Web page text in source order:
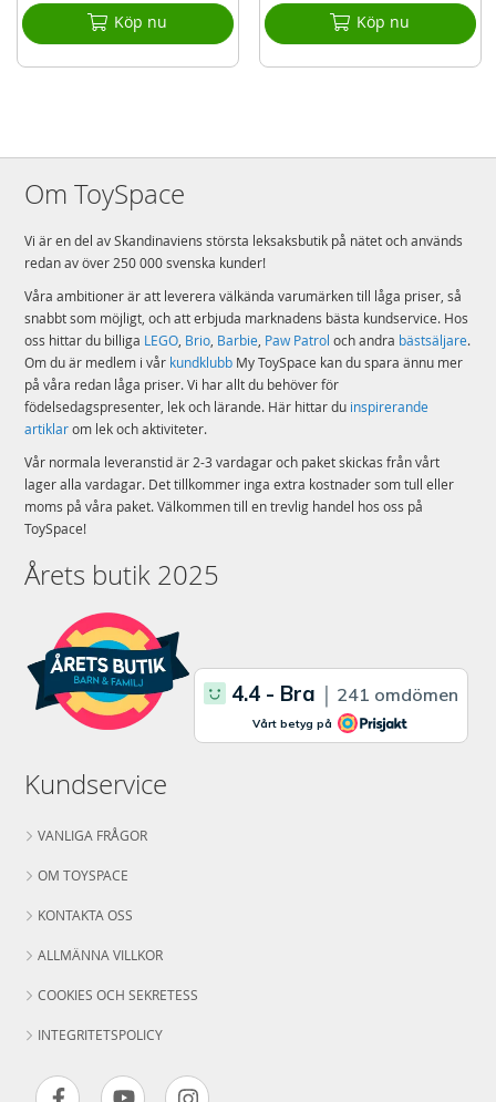
Köp nu Köp nu
Om ToySpace
Vi är en del av Skandinaviens största leksaksbutik på nätet och används
redan av över 250 000 svenska kunder!
Våra ambitioner är att leverera välkända varumärken till låga priser, så
snabbt som möjligt, och att erbjuda marknadens bästa kundservice. Hos
oss hittar du billiga LEGO, Brio, Barbie, Paw Patrol och andra bästsäljare.
Om du är medlem i vår kundklubb My ToySpace kan du spara ännu mer
på våra redan låga priser. Vi har allt du behöver för
födelsedagspresenter, lek och lärande. Här hittar du inspirerande
artiklarom lek och aktiviteter.
Vår normala leveranstid är 2-3 vardagar och paket skickas från vårt
lager alla vardagar. Det tillkommer inga extra kostnader som tull eller
moms på våra paket. Välkommen till en trevlig handel hos oss på
ToySpace!
Årets butik 2025
Kundservice
VANLIGA FRÅGOR
OM TOYSPACE
KONTAKTA OSS
ALLMÄNNA VILLKOR
COOKIES OCH SEKRETESS
INTEGRITETSPOLICY